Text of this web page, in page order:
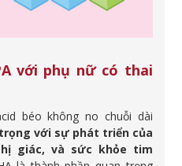
với phụ nữ có thai
béo không no chuỗi dài
với sự phát triển của
giác, và sức khỏe tim